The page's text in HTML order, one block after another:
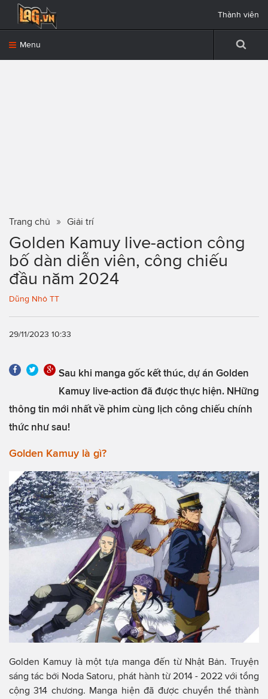
Menu
Thành viên
Trang chủ Giải trí
Golden Kamuy live-action công
bố dàn diễn viên, công chiếu
đầu năm 2024
Dũng Nhỏ TT
29/11/2023 10:33
Sau khi manga gốc kết thúc, dự án Golden
Kamuy live-action đã được thực hiện. NHững
thông tin mới nhất về phim cùng lịch công chiếu chính
thức như sau!
Golden Kamuy là gì?
Golden Kamuy là một tựa manga đến từ Nhật Bản. Truyện
sáng tác bởi Noda Satoru, phát hành từ 2014 - 2022 với tổng
cộng 314 chương. Manga hiện đã được chuyển thể thành